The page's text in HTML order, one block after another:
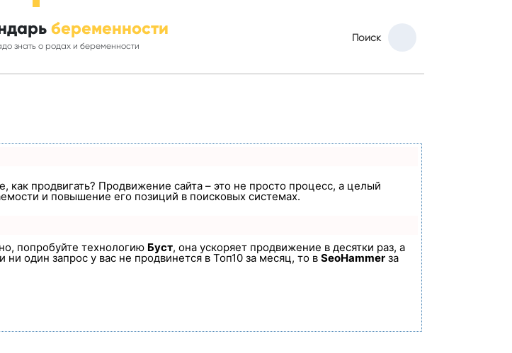
беременности
знать о родах и беременности
Поиск
как продвигать? Продвижение сайта – это не просто процесс, а целый
и повышение его позиций в поисковых системах.
попробуйте технологию Буст, она ускоряет продвижение в десятки раз, а
один запрос у вас не продвинется в Топ10 за месяц, то в SeoHammer за